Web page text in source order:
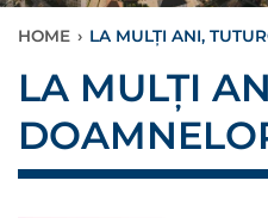
HOME › LA MULȚI ANI,
LA MULȚI